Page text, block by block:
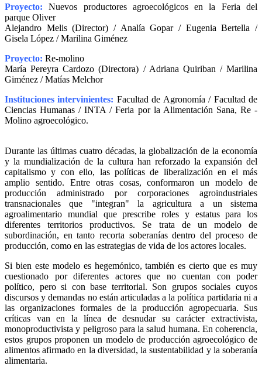
Proyecto:
Nuevos productores agroecológicos en la Feria del
parque Oliver
Alejandro Melis (Director) / Analía Gopar / Eugenia Bertella /
Gisela López / Marilina Giménez
Proyecto: Re-molino
María Pereyra Cardozo (Directora) / Adriana Quiriban / Marilina
Giménez / Matías Melchor
Instituciones intervinientes: Facultad de Agronomía / Facultad de
Ciencias Humanas / INTA / Feria por la Alimentación Sana, Re -
Molino agroecológico.
Durante las últimas cuatro décadas, la globalización de la economía
y la mundialización de la cultura han reforzado la expansión del
capitalismo y con ello, las políticas de liberalización en el más
amplio sentido. Entre otras cosas, conformaron un modelo de
producción administrado por corporaciones agroindustriales
transnacionales que "integran" la agricultura a un sistema
agroalimentario mundial que prescribe roles y estatus para los
diferentes territorios productivos. Se trata de un modelo de
subordinación, en tanto recorta soberanías dentro del proceso de
producción, como en las estrategias de vida de los actores locales.
Si bien este modelo es hegemónico, también es cierto que es muy
cuestionado por diferentes actores que no cuentan con poder
político, pero si con base territorial. Son grupos sociales cuyos
discursos y demandas no están articuladas a la política partidaria ni a
las organizaciones formales de la producción agropecuaria. Sus
críticas van en la línea de desnudar su carácter extractivista,
monoproductivista y peligroso para la salud humana. En coherencia,
estos grupos proponen un modelo de producción agroecológico de
alimentos afirmado en la diversidad, la sustentabilidad y la soberanía
alimentaria.